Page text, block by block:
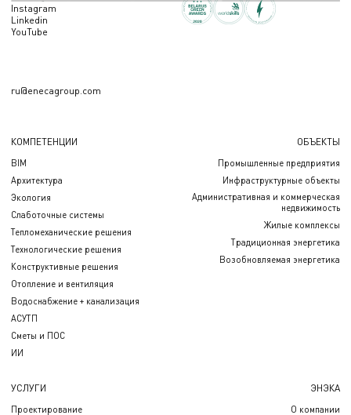
Instagram
Linkedin
YouTube
ru@enecagroup.com
КОМПЕТЕНЦИИ
BIM
Архитектура
Экология
Слаботочные системы
Тепломеханические решения
Технологические решения
Конструктивные решения
Отопление и вентиляция
Водоснабжение + канализация
АСУТП
Сметы и ПОС
ИИ
ОБЪЕКТЫ
Промышленные предприятия
Инфраструктурные объекты
Административная и коммерческая
недвижимость
Жилые комплексы
Традиционная энергетика
Возобновляемая энергетика
УСЛУГИ
Проектирование
ЭНЭКА
О компании